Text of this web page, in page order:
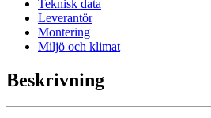
Teknisk data
Leverantör
Montering
Miljö och klimat
Beskrivning